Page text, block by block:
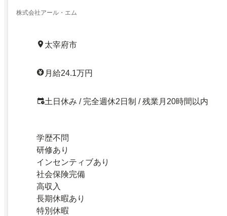
株式会社アール・エム
太宰府市
月給24.1万円
土日休み / 完全週休2日制 / 残業月20時間以内
学歴不問
研修あり
インセンティブあり
社会保険完備
高収入
長期休暇あり
特別休暇